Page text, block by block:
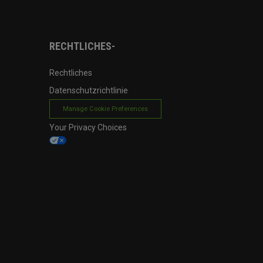
RECHTLICHES-
Rechtliches
Datenschutzrichtlinie
Manage Cookie Preferences
Your Privacy Choices